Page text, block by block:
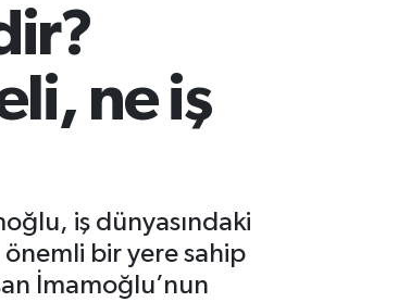
ne iş
iş dünyasındaki
önemli bir yere sahip
İmamoğlu’nun